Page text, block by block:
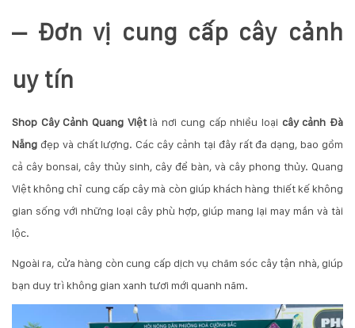
– Đơn vị cung cấp cây cảnh
uy tín
Shop Cây Cảnh Quang Việtlà nơi cung cấp nhiều loại cây cảnh Đà
Nẵng đẹp và chất lượng. Các cây cảnh tại đây rất đa dạng, bao gồm
cả cây bonsai, cây thủy sinh, cây để bàn, và cây phong thủy. Quang
Việt không chỉ cung cấp cây mà còn giúp khách hàng thiết kế không
gian sống với những loại cây phù hợp, giúp mang lại may mắn và tài
lộc.
Ngoài ra, cửa hàng còn cung cấp dịch vụ chăm sóc cây tận nhà, giúp
bạn duy trì không gian xanh tươi mới quanh năm.